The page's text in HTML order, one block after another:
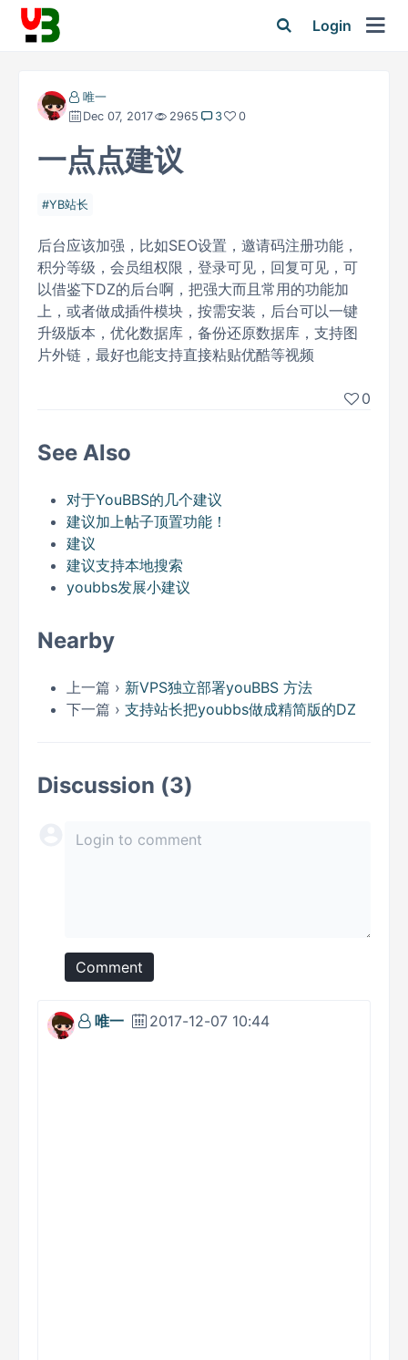
Login
唯一
Dec 07, 2017
2965 3 0
一点点建议
YB站长
后台应该加强，比如SEO设置，邀请码注册功能，
积分等级，会员组权限，登录可见，回复可见，可
以借鉴下DZ的后台啊，把强大而且常用的功能加
上，或者做成插件模块，按需安装，后台可以一键
升级版本，优化数据库，备份还原数据库，支持图
片外链，最好也能支持直接粘贴优酷等视频
0
See Also
对于YouBBS的几个建议
建议加上帖子顶置功能！
建议
建议支持本地搜索
youbbs发展小建议
Nearby
上一篇 › 新VPS独立部署youBBS 方法
下一篇 › 支持站长把youbbs做成精简版的DZ
Discussion (3)
Comment
唯一 2017-12-07 10:44